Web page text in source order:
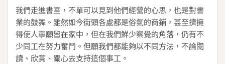
我們走進書室，不單可以見到他們經營的心思，也是對書
業的鼓舞。雖然如今街頭各處都是俗氣的商鋪，甚至擠擁
得使人寧願留在家中，但在我們鮮少察覺的角落，仍有不
少同工在努力奮鬥。但願我們都能夠以不同方法，不論閱
讀、欣賞、關心去支持這個事工。